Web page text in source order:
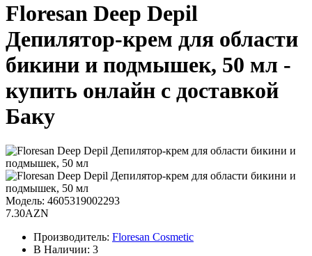
Floresan Deep Depil
Депилятор-крем для области
бикини и подмышек, 50 мл -
купить онлайн с доставкой
Баку
Модель: 4605319002293
7.30AZN
Производитель: Floresan Cosmetic
В Наличии: 3